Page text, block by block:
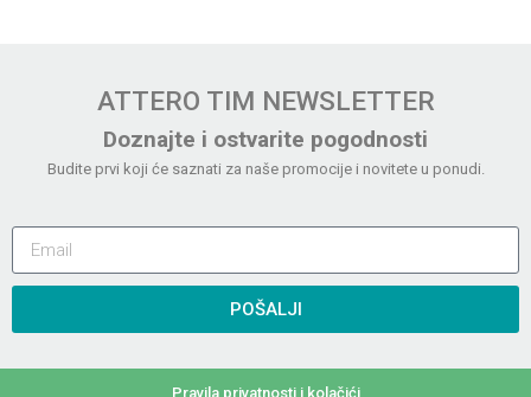
ATTERO TIM NEWSLETTER
Doznajte i ostvarite pogodnosti
Budite prvi koji će saznati za naše promocije i novitete u ponudi.
POŠALJI
Pravila privatnosti i kolačići